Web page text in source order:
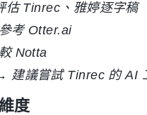
Tinrec、雅婷逐字稿
考 Otter.ai
Notta
建議嘗試 Tinrec 的 AI
度